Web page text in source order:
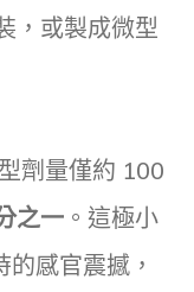
，或製成微型
劑量僅約 100
之一 。這極小
感官震撼，